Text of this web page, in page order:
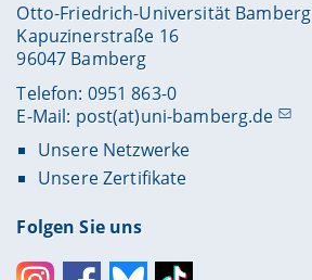
Otto-Friedrich-Universität Bamberg
Kapuzinerstraße 16
96047 Bamberg
Telefon: 0951 863-0
E-Mail: post(at)uni-bamberg.de
Unsere Netzwerke
Unsere Zertifikate
Folgen Sie uns